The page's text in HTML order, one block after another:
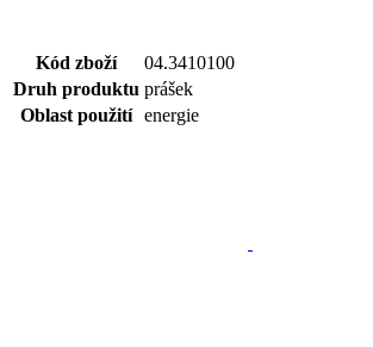
Kód zboží
04.3410100
Druh produktu prášek
Oblast použití energie